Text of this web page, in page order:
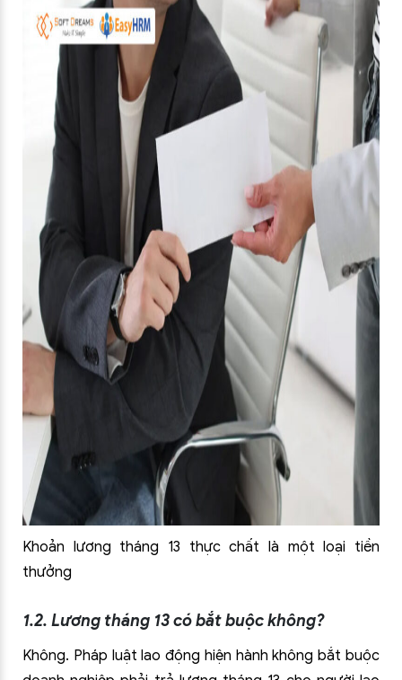
Khoản lương tháng 13 thực chất là một loại tiền
thưởng
1.2. Lương tháng 13 có bắt buộc không?
Không. Pháp luật lao động hiện hành không bắt buộc